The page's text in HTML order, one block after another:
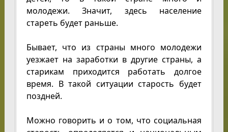
молодежи. Значит, здесь население
стареть будет раньше.
Бывает, что из страны много молодежи
уезжает на заработки в другие страны, а
старикам приходится работать долгое
время. В такой ситуации старость будет
поздней.
Можно говорить и о том, что социальная